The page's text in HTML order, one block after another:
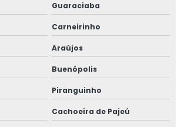
Guaraciaba
Carneirinho
Araújos
Buenópolis
Piranguinho
Cachoeira de Pajeú